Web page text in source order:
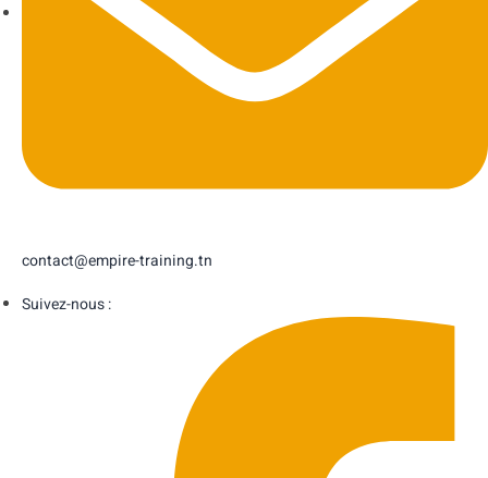
contact@empire-training.tn
Suivez-nous :